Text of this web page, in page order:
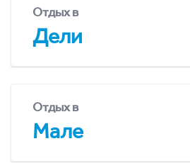
Отдых в
Дели
Отдых в
Мале